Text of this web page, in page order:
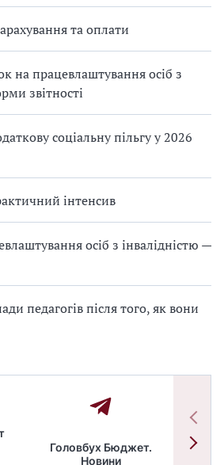
та оплати
на працевлаштування осіб з
звітності
соціальну пільгу у 2026
інтенсив
осіб з інвалідністю —
педагогів після того, як вони
Головбух Бюджет.
Новини